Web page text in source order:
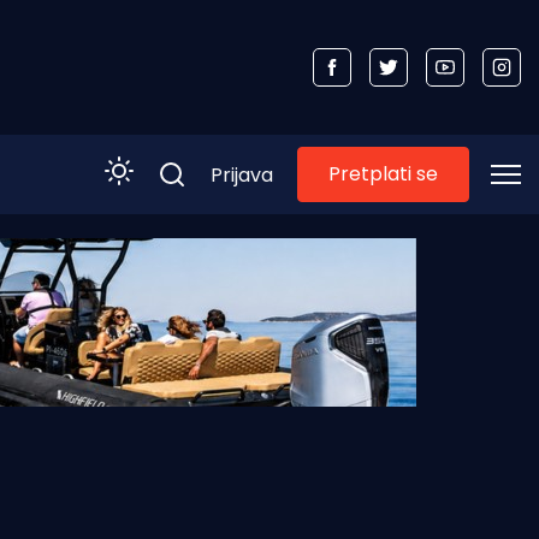
Prijava Pretplati se